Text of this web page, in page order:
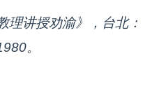
理讲授劝渝》，台北：
。